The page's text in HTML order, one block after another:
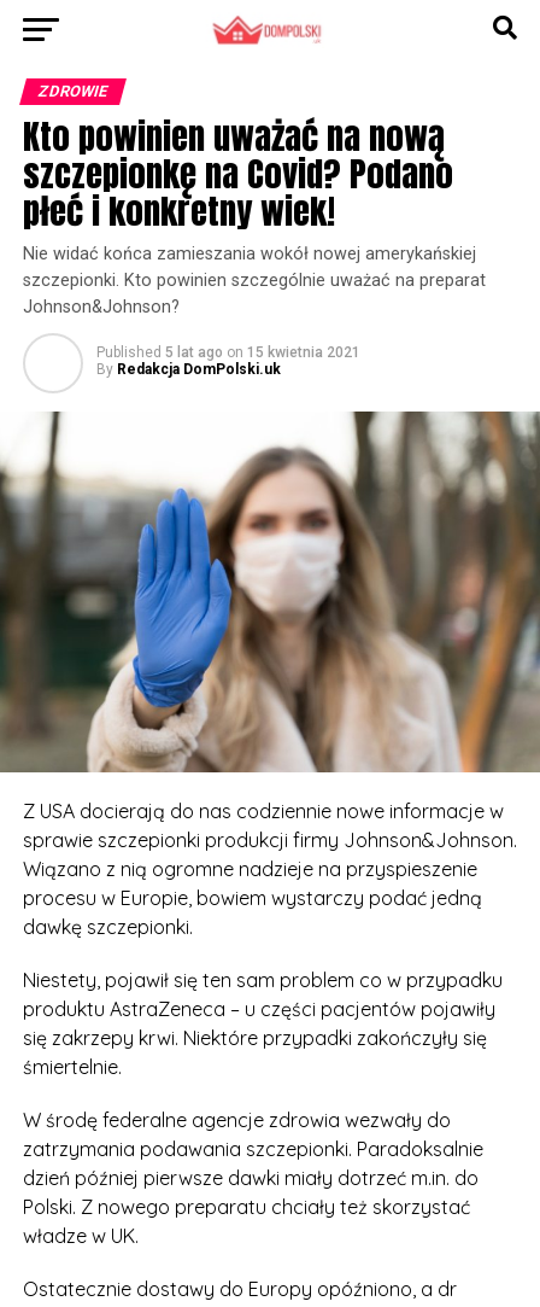
ZDROWIE
Kto powinien uważać na nową
szczepionkę na Covid? Podano
płeć i konkretny wiek!
Nie widać końca zamieszania wokół nowej amerykańskiej
szczepionki. Kto powinien szczególnie uważać na preparat
Johnson&Johnson?
Published 5 lat ago on 15 kwietnia 2021
By Redakcja DomPolski.uk
Z USA docierają do nas codziennie nowe informacje w
sprawie szczepionki produkcji firmy Johnson&Johnson.
Wiązano z nią ogromne nadzieje na przyspieszenie
procesu w Europie, bowiem wystarczy podać jedną
dawkę szczepionki.
Niestety, pojawił się ten sam problem co w przypadku
produktu AstraZeneca – u części pacjentów pojawiły
się zakrzepy krwi. Niektóre przypadki zakończyły się
śmiertelnie.
W środę federalne agencje zdrowia wezwały do
zatrzymania podawania szczepionki. Paradoksalnie
dzień później pierwsze dawki miały dotrzeć m.in. do
Polski. Z nowego preparatu chciały też skorzystać
władze w UK.
Ostatecznie dostawy do Europy opóźniono, a dr